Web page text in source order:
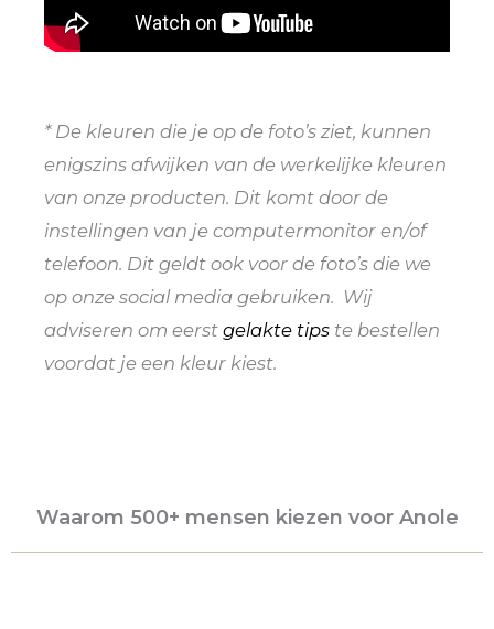
* De kleuren die je op de foto’s ziet, kunnen
enigszins afwijken van de werkelijke kleuren
van onze producten. Dit komt door de
instellingen van je computermonitor en/of
telefoon. Dit geldt ook voor de foto’s die we
op onze social media gebruiken. Wij
adviseren om eerst gelakte tips te bestellen
voordat je een kleur kiest.
Waarom 500+ mensen kiezen voor Anole